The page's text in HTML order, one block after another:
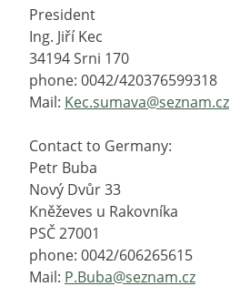
President
Ing. Jiří Kec
34194 Srni 170
phone: 0042/420376599318
Mail: Kec.sumava@seznam.cz
Contact to Germany:
Petr Buba
Nový Dvůr 33
Kněževes u Rakovníka
PSČ 27001
phone: 0042/606265615
Mail: P.Buba@seznam.cz